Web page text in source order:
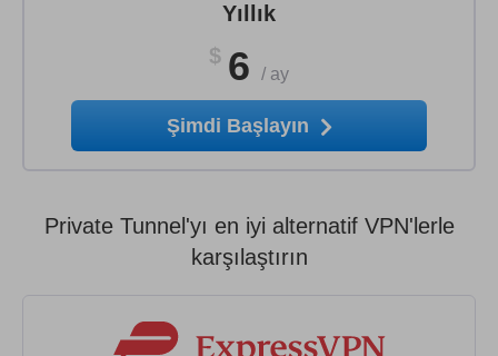
Yıllık
$ 6 / ay
Şimdi Başlayın
Private Tunnel'yı en iyi alternatif VPN'lerle
karşılaştırın